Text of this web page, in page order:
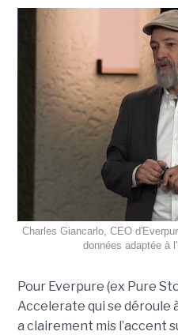
Charles Giancarlo, CEO
données adaptée à
Pour Everpure (ex Pure
Accelerate qui se déroule
a clairement mis l’accent